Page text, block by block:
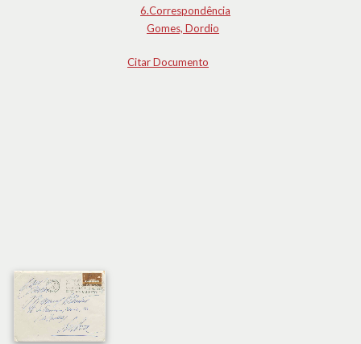
6.Correspondência
Gomes, Dordio
Citar Documento